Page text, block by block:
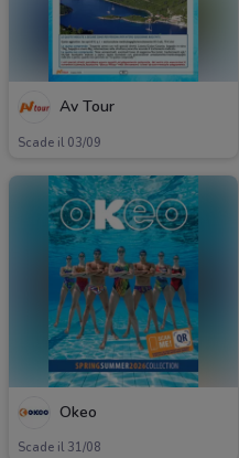
Av Tour
Scade il 03/09
Okeo
Scade il 31/08